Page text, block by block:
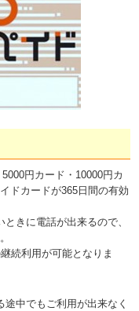
円カード・10000円カ
ドカードが365日間の有効
きに電話が出来るので、
続利用が可能となりま
中でもご利用が出来なく